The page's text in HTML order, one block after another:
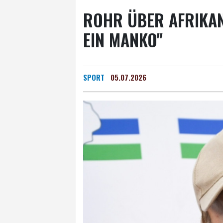
ROHR ÜBER
EIN MANKO"
SPORT 05.07.2026